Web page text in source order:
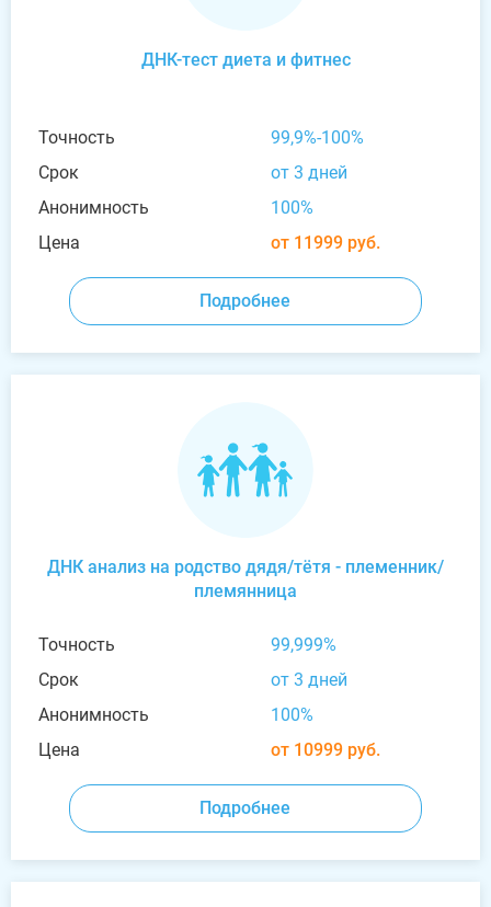
ДНК-тест диета и фитнес
Точность
99,9%-100%
Срок
от 3 дней
Анонимность
100%
Цена
от 11999 руб.
Подробнее
ДНК анализ на родство дядя/тётя - племенник/
племянница
Точность
99,999%
Срок
от 3 дней
Анонимность
100%
Цена
от 10999 руб.
Подробнее